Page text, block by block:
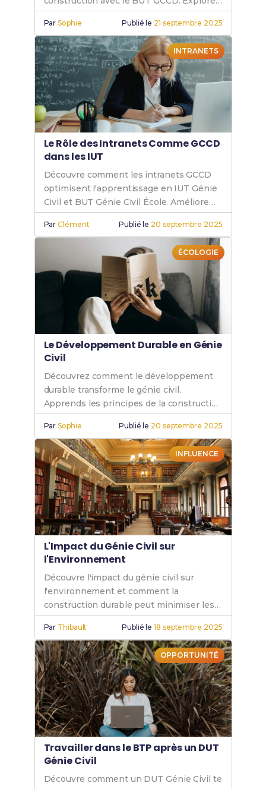
la formation en génie civil pour un avenir
prometteur.
ParSophie Publié le 21 septembre 2025
INTRANETS
Le Rôle des Intranets Comme GCCD
dans les IUT
Découvre comment les intranets GCCD
optimisent l'apprentissage en IUT Génie
Civil et BUT Génie Civil École. Améliore
tes compétences en IUT GCCD grâce à
cet outil essentiel.
ParClément Publié le 20 septembre 2025
ÉCOLOGIE
Le Développement Durable en Génie
Civil
Découvrez comment le développement
durable transforme le génie civil.
Apprends les principes de la construction
durable et le rôle du génie civil dans un
avenir plus vert.
ParSophie Publié le 20 septembre 2025
INFLUENCE
L'Impact du Génie Civil sur
l'Environnement
Découvre l'impact du génie civil sur
l'environnement et comment la
construction durable peut minimiser les
effets négatifs du génie civil sur notre
planète.
Par Thibault Publié le18 septembre 2025
OPPORTUNITÉ
Travailler dans le BTP après un DUT
Génie Civil
Découvre comment un DUT Génie Civil te